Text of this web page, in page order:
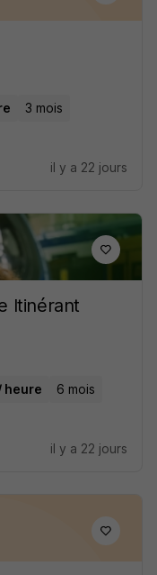
3 mois
il y a 22 jours
Itinérant
heure 6 mois
il y a 22 jours